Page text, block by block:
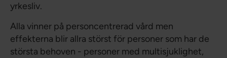
yrkesliv.
Alla vinner på personcentrerad vård men
effekterna blir allra störst för personer som har de
största behoven - personer med multisjuklighet,